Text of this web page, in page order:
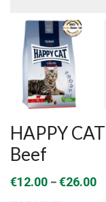
HAPPY
Beef
€12.00 –€26.00